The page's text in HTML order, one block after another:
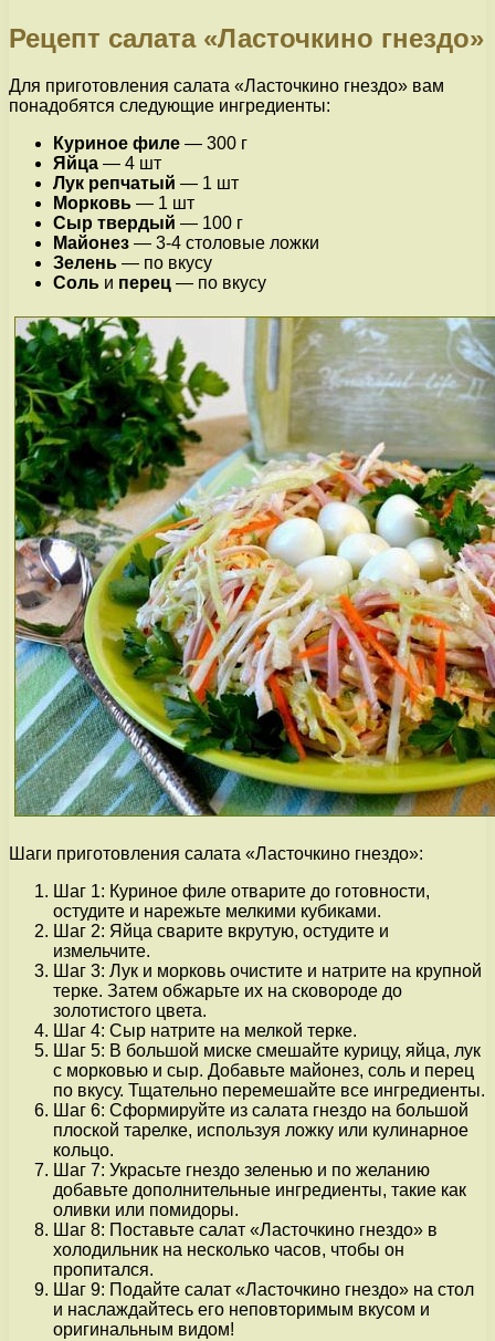
Рецепт салата «Ласточкино гнездо»
Для приготовления салата «Ласточкино гнездо» вам
понадобятся следующие ингредиенты:
Куриное филе — 300 г
Яйца — 4 шт
Лук репчатый — 1 шт
Морковь — 1 шт
Сыр твердый — 100 г
Майонез — 3-4 столовые ложки
Зелень — по вкусу
Соль и перец — по вкусу
Шаги приготовления салата «Ласточкино гнездо»:
Шаг 1: Куриное филе отварите до готовности,
остудите и нарежьте мелкими кубиками.
Шаг 2: Яйца сварите вкрутую, остудите и
измельчите.
Шаг 3: Лук и морковь очистите и натрите на крупной
терке. Затем обжарьте их на сковороде до
золотистого цвета.
Шаг 4: Сыр натрите на мелкой терке.
Шаг 5: В большой миске смешайте курицу, яйца, лук
с морковью и сыр. Добавьте майонез, соль и перец
по вкусу. Тщательно перемешайте все ингредиенты.
Шаг 6: Сформируйте из салата гнездо на большой
плоской тарелке, используя ложку или кулинарное
кольцо.
Шаг 7: Украсьте гнездо зеленью и по желанию
добавьте дополнительные ингредиенты, такие как
оливки или помидоры.
Шаг 8: Поставьте салат «Ласточкино гнездо» в
холодильник на несколько часов, чтобы он
пропитался.
Шаг 9: Подайте салат «Ласточкино гнездо» на стол
и наслаждайтесь его неповторимым вкусом и
оригинальным видом!